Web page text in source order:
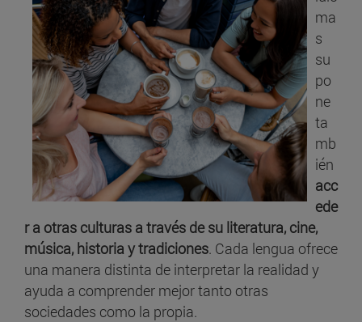
ma
s
su
po
ne
ta
mb
ién
acc
ede
r a otras culturas a través de su literatura, cine,
música, historia y tradiciones. Cada lengua ofrece
una manera distinta de interpretar la realidad y
ayuda a comprender mejor tanto otras
sociedades como la propia.